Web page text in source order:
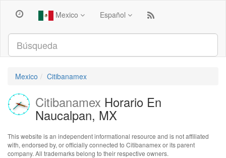
Mexico Español
Mexico Citibanamex
Citibanamex Horario En
Naucalpan, MX
This website is an independent informational resource and is not affiliated
with, endorsed by, or officially connected to Citibanamex or its parent
company. All trademarks belong to their respective owners.